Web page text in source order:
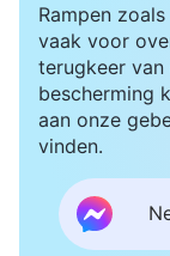
Rampen
vaak voor
terugkeer van
bescherming
aan onze
vinden.